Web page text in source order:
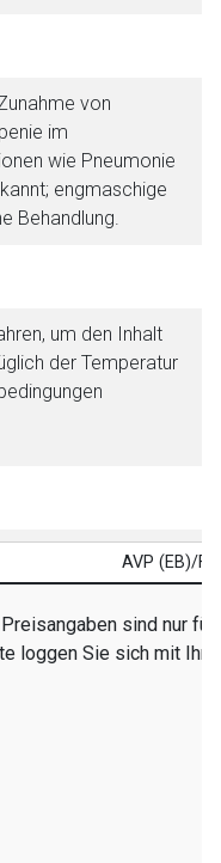
von
im
wie Pneumonie
engmaschige
Behandlung.
um den Inhalt
der Temperatur
AVP (EB)/FB
Preisangaben sind nur
loggen Sie sich mit